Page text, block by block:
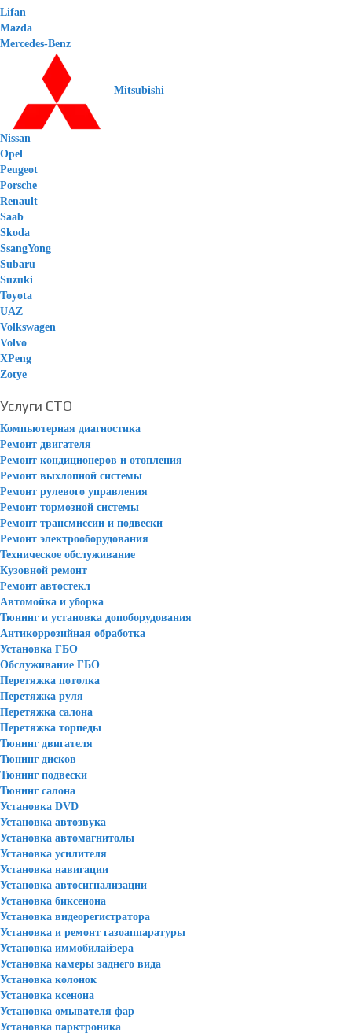
Lifan
Mazda
Mercedes-Benz
Mitsubishi
Nissan
Opel
Peugeot
Porsche
Renault
Saab
Skoda
SsangYong
Subaru
Suzuki
Toyota
UAZ
Volkswagen
Volvo
XPeng
Zotye
Услуги СТО
Компьютерная диагностика
Ремонт двигателя
Ремонт кондиционеров и отопления
Ремонт выхлопной системы
Ремонт рулевого управления
Ремонт тормозной системы
Ремонт трансмиссии и подвески
Ремонт электрооборудования
Техническое обслуживание
Кузовной ремонт
Ремонт автостекл
Автомойка и уборка
Тюнинг и установка допоборудования
Антикоррозийная обработка
Установка ГБО
Обслуживание ГБО
Перетяжка потолка
Перетяжка руля
Перетяжка салона
Перетяжка торпеды
Тюнинг двигателя
Тюнинг дисков
Тюнинг подвески
Тюнинг салона
Установка DVD
Установка автозвука
Установка автомагнитолы
Установка усилителя
Установка навигации
Установка автосигнализации
Установка биксенона
Установка видеорегистратора
Установка и ремонт газоаппаратуры
Установка иммобилайзера
Установка камеры заднего вида
Установка колонок
Установка ксенона
Установка омывателя фар
Установка парктроника